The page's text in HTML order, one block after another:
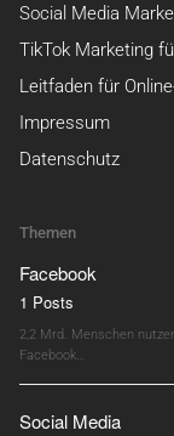
Social Media
TikTok Marketing
Leitfaden für
Impressum
Datenschutz
Themen
Facebook
1 Posts
2,2 Mrd. Menschen
Facebook…
Social Media